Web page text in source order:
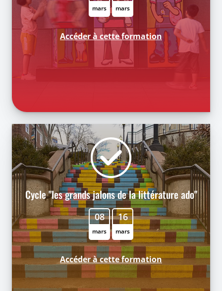
mars mars
Accéder à cette formation
Cycle "les grands jalons de la littérature ado"
08
mars
16
mars
Accéder à cette formation